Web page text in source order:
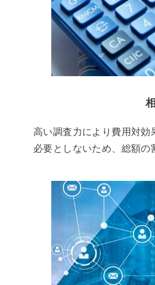
高い調査力により費用対
必要としないため、総額